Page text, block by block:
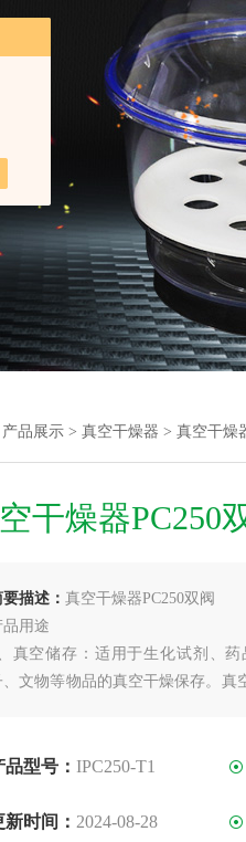
产品展示 > 真空干燥器 > 真空干燥
干燥器PC250
描述： 真空干燥器PC250双阀
品用途
真空储存：适用于生化试剂、
、文物等物品的真空干燥保存。真
真空干燥
品型号： IPC250-T1
新时间： 2024-08-28